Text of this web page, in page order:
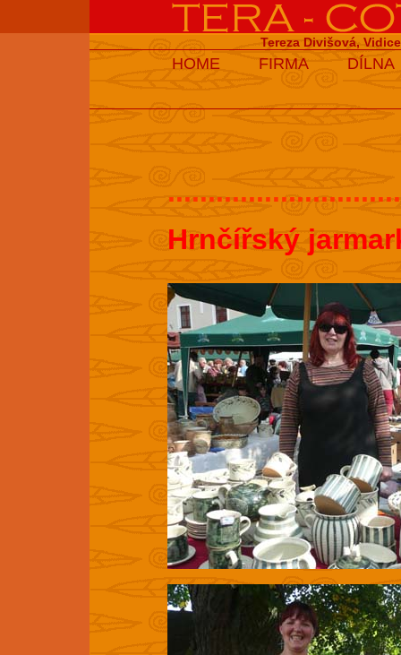
Tereza Divišová,
HOME FIRMA DÍLNA
Hrnčířský